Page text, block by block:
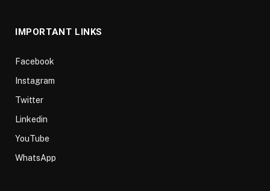
IMPORTANT LINKS
Facebook
Instagram
Twitter
Linkedin
YouTube
WhatsApp